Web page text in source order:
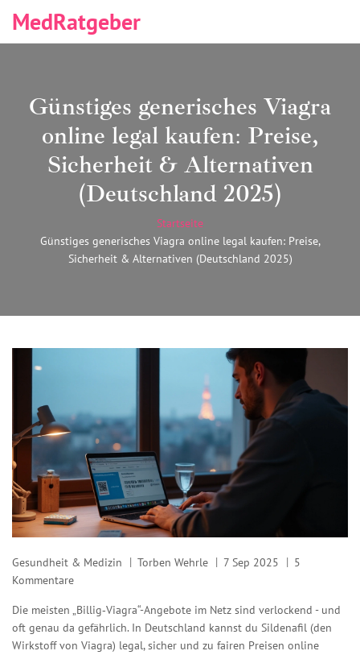
MedRatgeber
Günstiges generisches Viagra
online legal kaufen: Preise,
Sicherheit & Alternativen
(Deutschland 2025)
Startseite
Günstiges generisches Viagra online legal kaufen: Preise,
Sicherheit & Alternativen (Deutschland 2025)
Gesundheit & Medizin Torben Wehrle 7 Sep 2025
5
Kommentare
Die meisten „Billig‑Viagra“-Angebote im Netz sind verlockend - und
oft genau da gefährlich. In Deutschland kannst du Sildenafil (den
Wirkstoff von Viagra) legal, sicher und zu fairen Preisen online